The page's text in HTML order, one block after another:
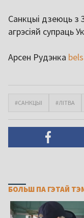
Санкцыі дзеюць з
агрэсіяй супраць
Арсен Рудэнка
#САНКЦЫІ #ЛІТВА
БОЛЬШ ПА ГЭТАЙ